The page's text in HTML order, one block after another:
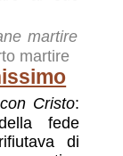
martire
martire
Cristo:
fede
di